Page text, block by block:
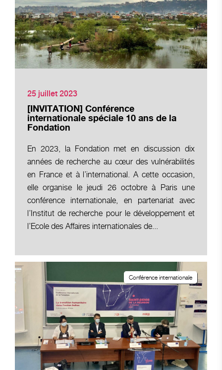
25 juillet 2023
[INVITATION] Conférence
internationale spéciale 10 ans de la
Fondation
En 2023, la Fondation met en discussion dix
années de recherche au cœur des vulnérabilités
en France et à l’international. A cette occasion,
elle organise le jeudi 26 octobre à Paris une
conférence internationale, en partenariat avec
l’Institut de recherche pour le développement et
l’Ecole des Affaires internationales de...
Conférence internationale